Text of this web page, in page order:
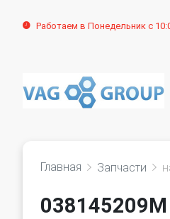
Работаем в Понедельник с
Главная Запчасти